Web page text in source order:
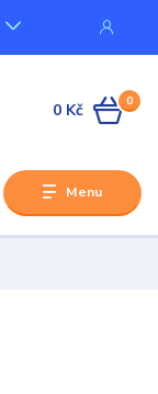
Menu
0
0 Kč